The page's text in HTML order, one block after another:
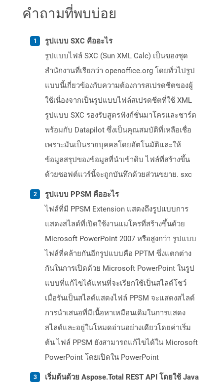
คำถามที่พบบ่อย
รูปแบบ SXC คืออะไร
รูปแบบไฟล์ SXC (Sun XML Calc) เป็นของชุด
สำนักงานที่เรียกว่า openoffice.org โดยทั่วไปรูป
แบบนี้เกี่ยวข้องกับความต้องการสเปรดชีตของผู้
ใช้เนื่องจากเป็นรูปแบบไฟล์สเปรดชีตที่ใช้ XML
รูปแบบ SXC รองรับสูตรฟังก์ชั่นมาโครและชาร์ต
พร้อมกับ Datapilot ซึ่งเป็นคุณสมบัติที่เหลือเชื่อ
เพราะมันเป็นรายบุคคลโดยอัตโนมัติและให้
ข้อมูลสรุปของข้อมูลที่นำเข้าดิบ ไฟล์ที่สร้างขึ้น
ด้วยซอฟต์แวร์นี้จะถูกบันทึกด้วยส่วนขยาย. sxc
รูปแบบ PPSM คืออะไร
ไฟล์ที่มี PPSM Extension แสดงถึงรูปแบบการ
แสดงสไลด์ที่เปิดใช้งานแมโครที่สร้างขึ้นด้วย
Microsoft PowerPoint 2007 หรือสูงกว่า รูปแบบ
ไฟล์ที่คล้ายกันอีกรูปแบบคือ PPTM ซึ่งแตกต่าง
กันในการเปิดด้วย Microsoft PowerPoint ในรูป
แบบที่แก้ไขได้แทนที่จะเรียกใช้เป็นสไลด์โชว์
เมื่อรันเป็นสไลด์แสดงไฟล์ PPSM จะแสดงสไลด์
การนำเสนอที่มีเนื้อหาเหมือนเดิมในการแสดง
สไลด์และอยู่ในโหมดอ่านอย่างเดียวโดยค่าเริ่ม
ต้น ไฟล์ PPSM ยังสามารถแก้ไขได้ใน Microsoft
PowerPoint โดยเปิดใน PowerPoint
เริ่มต้นด้วย Aspose.Total REST API โดยใช้ Java